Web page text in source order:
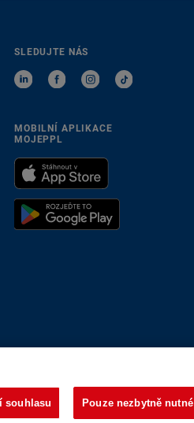
SLEDUJTE NÁS
MOBILNÍ APLIKACE
MOJEPPL
se přizpůsobíme
souhlasu Pouze nezbytně nutné